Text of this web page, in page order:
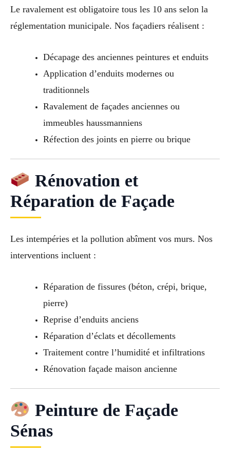
Le ravalement est obligatoire tous les 10 ans selon la
réglementation municipale. Nos façadiers réalisent :
Décapage des anciennes peintures et enduits
Application d’enduits modernes ou
traditionnels
Ravalement de façades anciennes ou
immeubles haussmanniens
Réfection des joints en pierre ou brique
Rénovation et
Réparation de Façade
Les intempéries et la pollution abîment vos murs. Nos
interventions incluent :
Réparation de fissures (béton, crépi, brique,
pierre)
Reprise d’enduits anciens
Réparation d’éclats et décollements
Traitement contre l’humidité et infiltrations
Rénovation façade maison ancienne
Peinture de Façade
Sénas